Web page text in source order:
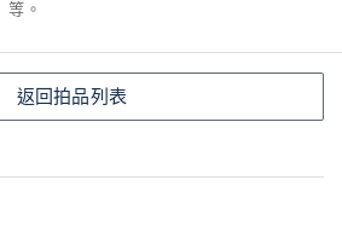
等。
返回拍品列表